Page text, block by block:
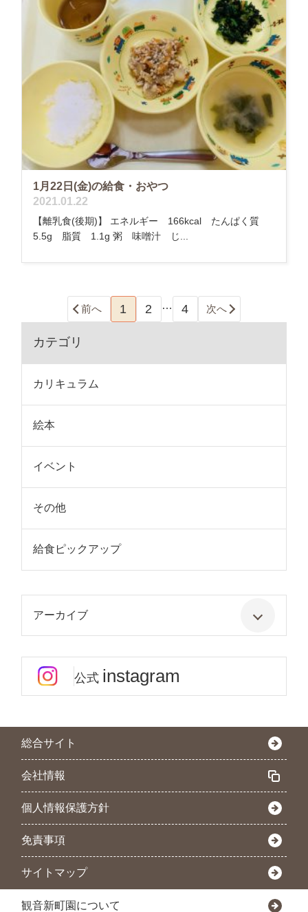
1月22日(金)の給食・おやつ
2021.01.22
【離乳食(後期)】 エネルギー 166kcal たんぱく質
5.5g 脂質 1.1g 粥 味噌汁 じ...
前へ 1 2 … 4 次へ
カテゴリ
カリキュラム
絵本
イベント
その他
給食ピックアップ
アーカイブ
公式 instagram
総合サイト
会社情報
個人情報保護方針
免責事項
サイトマップ
観音新町園について